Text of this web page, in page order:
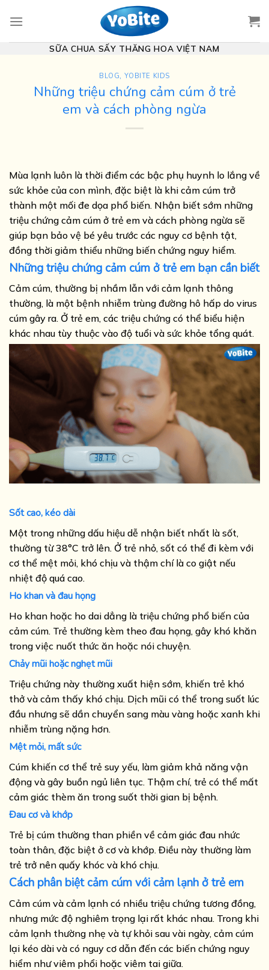
SỮA CHUA SẤY THĂNG HOA VIỆT NAM
BLOG, YOBITE KIDS
Những triệu chứng cảm cúm ở trẻ
em và cách phòng ngừa
Mùa lạnh luôn là thời điểm các bậc phụ huynh lo lắng về
sức khỏe của con mình, đặc biệt là khi cảm cúm trở
thành một mối đe dọa phổ biến. Nhận biết sớm những
triệu chứng cảm cúm ở trẻ em và cách phòng ngừa sẽ
giúp bạn bảo vệ bé yêu trước các nguy cơ bệnh tật,
đồng thời giảm thiểu những biến chứng nguy hiểm.
Những triệu chứng cảm cúm ở trẻ em bạn cần biết
Cảm cúm, thường bị nhầm lẫn với cảm lạnh thông
thường, là một bệnh nhiễm trùng đường hô hấp do virus
cúm gây ra. Ở trẻ em, các triệu chứng có thể biểu hiện
khác nhau tùy thuộc vào độ tuổi và sức khỏe tổng quát.
Sốt cao, kéo dài
Một trong những dấu hiệu dễ nhận biết nhất là sốt,
thường từ 38°C trở lên. Ở trẻ nhỏ, sốt có thể đi kèm với
cơ thể mệt mỏi, khó chịu và thậm chí là co giật nếu
nhiệt độ quá cao.
Ho khan và đau họng
Ho khan hoặc ho dai dẳng là triệu chứng phổ biến của
cảm cúm. Trẻ thường kèm theo đau họng, gây khó khăn
trong việc nuốt thức ăn hoặc nói chuyện.
Chảy mũi hoặc nghẹt mũi
Triệu chứng này thường xuất hiện sớm, khiến trẻ khó
thở và cảm thấy khó chịu. Dịch mũi có thể trong suốt lúc
đầu nhưng sẽ dần chuyển sang màu vàng hoặc xanh khi
nhiễm trùng nặng hơn.
Mệt mỏi, mất sức
Cúm khiến cơ thể trẻ suy yếu, làm giảm khả năng vận
động và gây buồn ngủ liên tục. Thậm chí, trẻ có thể mất
cảm giác thèm ăn trong suốt thời gian bị bệnh.
Đau cơ và khớp
Trẻ bị cúm thường than phiền về cảm giác đau nhức
toàn thân, đặc biệt ở cơ và khớp. Điều này thường làm
trẻ trở nên quấy khóc và khó chịu.
Cách phân biệt cảm cúm với cảm lạnh ở trẻ em
Cảm cúm và cảm lạnh có nhiều triệu chứng tương đồng,
nhưng mức độ nghiêm trọng lại rất khác nhau. Trong khi
cảm lạnh thường nhẹ và tự khỏi sau vài ngày, cảm cúm
lại kéo dài và có nguy cơ dẫn đến các biến chứng nguy
hiểm như viêm phổi hoặc viêm tai giữa.